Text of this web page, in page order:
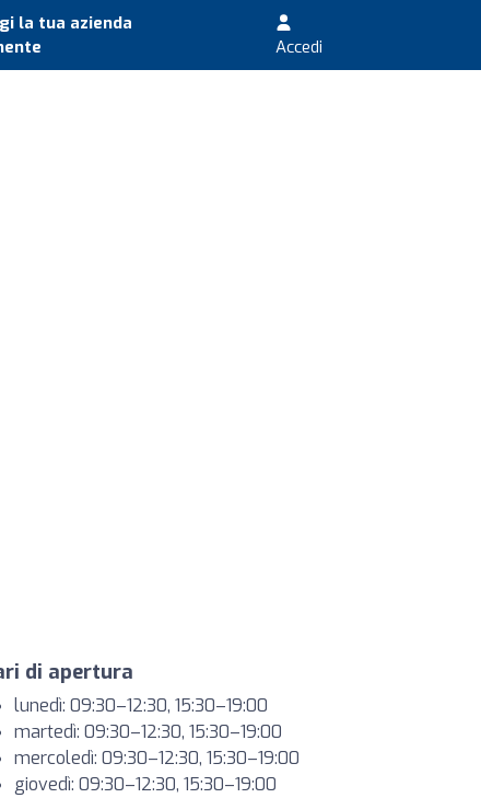
la tua azienda
Accedi
di apertura
lunedì: 09:30–12:30, 15:30–19:00
martedì: 09:30–12:30, 15:30–19:00
mercoledì: 09:30–12:30, 15:30–19:00
giovedì: 09:30–12:30, 15:30–19:00